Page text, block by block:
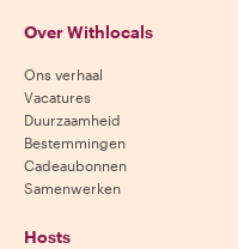
Over Withlocals
Ons verhaal
Vacatures
Duurzaamheid
Bestemmingen
Cadeaubonnen
Samenwerken
Hosts